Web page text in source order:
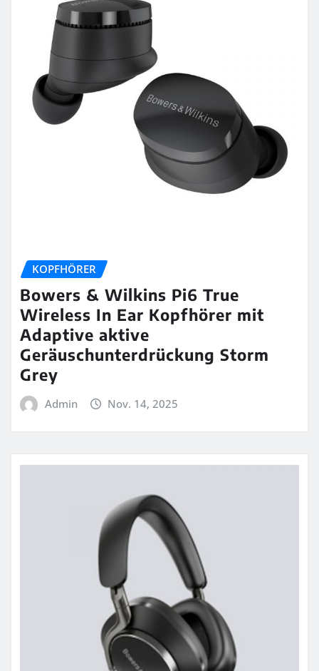
KOPFHÖRER
Bowers & Wilkins Pi6 True
Wireless In Ear Kopfhörer mit
Adaptive aktive
Geräuschunterdrückung Storm
Grey
Admin Nov. 14, 2025